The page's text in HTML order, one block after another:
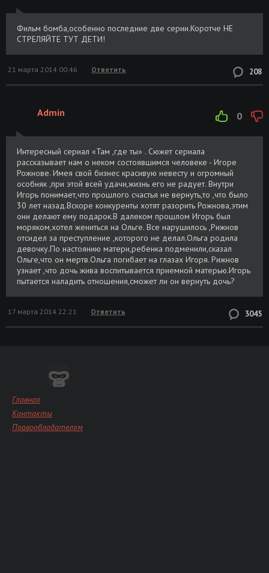
Фильм бомба,особенно последние две серии.Коротче НЕ
СТРЕЛЯЙТЕ ТУТ ДЕТИ!
208
21 марта 2014 00:46 Ответить
0
Admin
Интересный сериал «Там ,где ты» . Сюжет сериала
рассказывает нам о неком состоявшимся человеке - Игоре
Рожнове. Имея свой бизнес красивую невесту и огромный
особняк ,при этой всей удачи,жизнь его не радует. Внутри
Игорь понимает,что прошлого счастья не вернуть,то ,что было
30 лет назад.Вскоре конкуренты хотят разорить Рожнова,этим
они делают ему подарок.В далеком прошлом Игорь был
моряком,хотел жениться на Ольге. Все нарушилось ,Рижнов
отсидел за преступление ,которого не делал.Ольга родила
девочку.По настоянию матери,ребенка подменили,сказал
Ольге,что он мертв.Ольга погибает на глазах Игоря. Рижнов
узнает ,что дочь жива воспитывается приемной матерью.Игорь
пытается наладить отношения,сможет ли он вернуть дочь?
3045
17 марта 2014 22:21 Ответить
Главная
Контакты
Правообладателям